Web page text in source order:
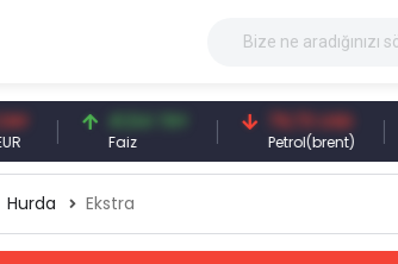
41,54 TRY
Faiz
79,73 USD
Petrol(brent)
Hurda Ekstra